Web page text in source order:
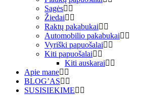
Sagės
Žiedai
Raktų pakabukai
Automobilio pakabukai
Vyriški papuošalai
Kiti papuošalai
Kiti auskarai
Apie mane
BLOG’AS
SUSISIEKIME